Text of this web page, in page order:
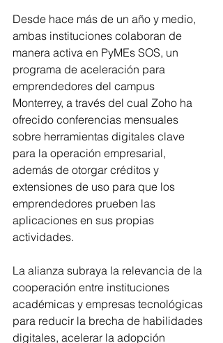
Desde hace más de un año y medio,
ambas instituciones colaboran de
manera activa en PyMEs SOS, un
programa de aceleración para
emprendedores del campus
Monterrey, a través del cual Zoho ha
ofrecido conferencias mensuales
sobre herramientas digitales clave
para la operación empresarial,
además de otorgar créditos y
extensiones de uso para que los
emprendedores prueben las
aplicaciones en sus propias
actividades.
La alianza subraya la relevancia de la
cooperación entre instituciones
académicas y empresas tecnológicas
para reducir la brecha de habilidades
digitales, acelerar la adopción